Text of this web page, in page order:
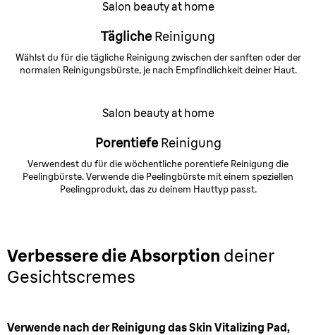
Salon beauty at home
Tägliche Reinigung
Wählst du für die tägliche Reinigung zwischen der sanften oder der
normalen Reinigungsbürste, je nach Empfindlichkeit deiner Haut.
Salon beauty at home
PorentiefeReinigung
Verwendest du für die wöchentliche porentiefe Reinigung die
Peelingbürste. Verwende die Peelingbürste mit einem speziellen
Peelingprodukt, das zu deinem Hauttyp passt.
Verbessere die Absorption deiner
Gesichtscremes
Verwende nach der Reinigung das Skin Vitalizing Pad,